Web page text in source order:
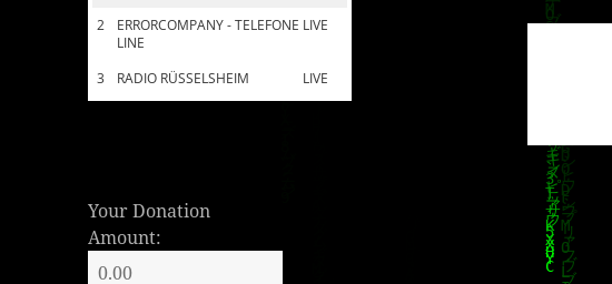
2
LIVE
ERRORCOMPANY - TELEFONE
LINE
3
LIVE
RADIO RÜSSELSHEIM
Your Donation
Amount: